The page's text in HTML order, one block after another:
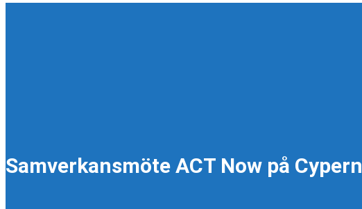
Samverkansmöte ACT Now på Cypern